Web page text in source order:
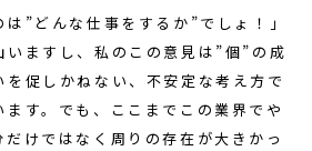
は”どんな仕事をするか”でしょ！」
いますし、私のこの意見は”個”の成
促しかねない、不安定な考え方で
す。でも、ここまでこの業界でや
けではなく周りの存在が大きかっ